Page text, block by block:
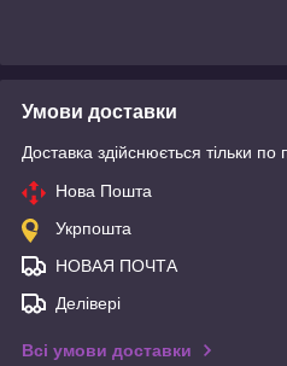
Умови доставки
Доставка здійснюється тільки по
Нова Пошта
Укрпошта
НОВАЯ ПОЧТА
Делівері
Всі умови доставки